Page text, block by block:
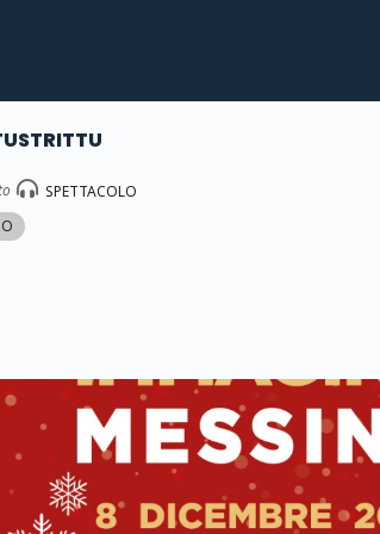
SPETTACOLO